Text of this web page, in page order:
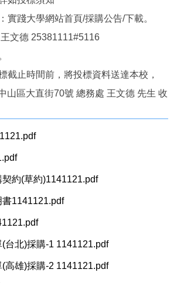
實踐大學網站首頁/採購公告/下載。
文德 25381111#5116
截止時間前，將投標資料送達本校，
山區大直街70號 總務處 王文德 先生 收
約(草約)1141121.pdf
1141121.pdf
台北)採購-1 1141121.pdf
高雄)採購-2 1141121.pdf